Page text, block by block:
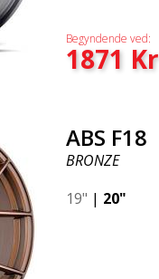
Begyndende ved:
1871 Kr
ABS F18
BRONZE
19" | 20"